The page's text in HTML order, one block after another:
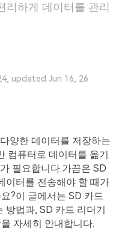
리하게 데이터를 관리
updated Jun 16, 26
양한 데이터를 저장하는
컴퓨터로 데이터를 옮기
필요합니다.가끔은 SD
이터를 전송해야 할 때가
?이 글에서는 SD 카드
방법과, SD 카드 리더기
자세히 안내합니다.